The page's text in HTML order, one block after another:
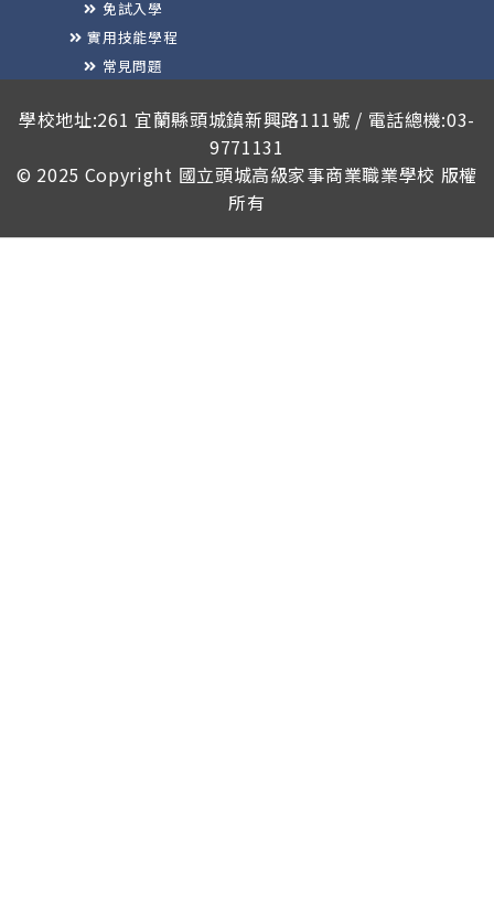
免試入學
實用技能學程
常見問題
學校地址:261 宜蘭縣頭城鎮新興路111號 / 電話總機:03-
9771131
© 2025 Copyright 國立頭城高級家事商業職業學校 版權
所有